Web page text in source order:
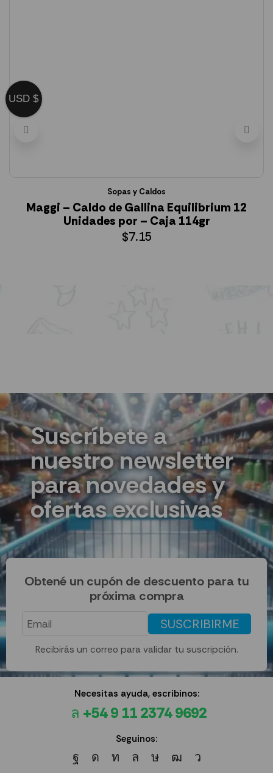
Sopas y Caldos
Maggi – Caldo de Gallina Equilibrium 12
Unidades por – Caja 114gr
$7.15
Suscríbete a
nuestro newsletter
para novedades y
ofertas exclusivas
Obtené un cupón de descuento para tu
próxima compra
SUSCRIBIRME
Recibirás un correo para validar tu suscripción.
Necesitas ayuda, escribinos:
+54 9 11 2374 9692
Seguinos:
USD $